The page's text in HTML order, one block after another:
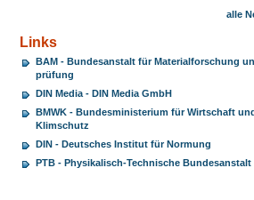
alle
Links
BAM - Bundesanstalt für Materialforschung
prüfung
DIN Media - DIN Media GmbH
BMWK - Bundesministerium für Wirtschaft
Klimschutz
DIN - Deutsches Institut für Normung
PTB - Physikalisch-Technische Bundesanstalt